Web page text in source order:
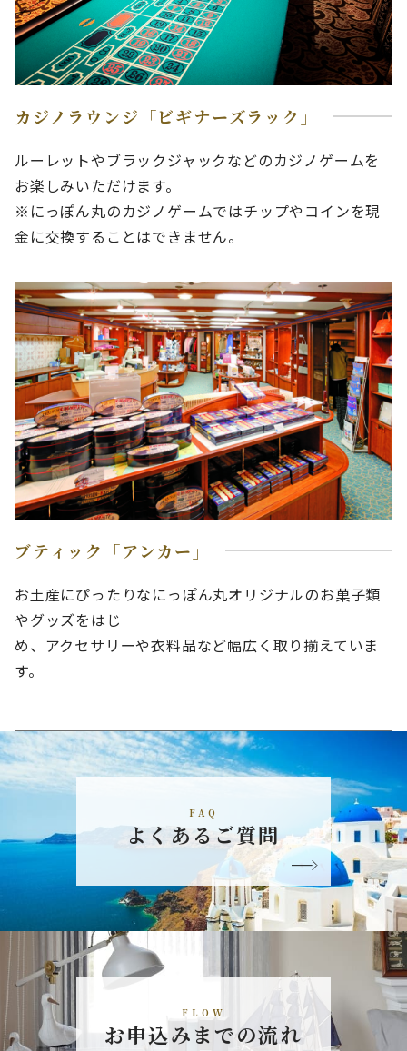
カジノラウンジ「ビギナーズラック」
ルーレットやブラックジャックなどのカジノゲームを
お楽しみいただけます。
※にっぽん丸のカジノゲームではチップやコインを現
金に交換することはできません。
ブティック「アンカー」
お土産にぴったりなにっぽん丸オリジナルのお菓子類
やグッズをはじ
め、アクセサリーや衣料品など幅広く取り揃えていま
す。
FAQ
よくあるご質問
FLOW
お申込みまでの流れ